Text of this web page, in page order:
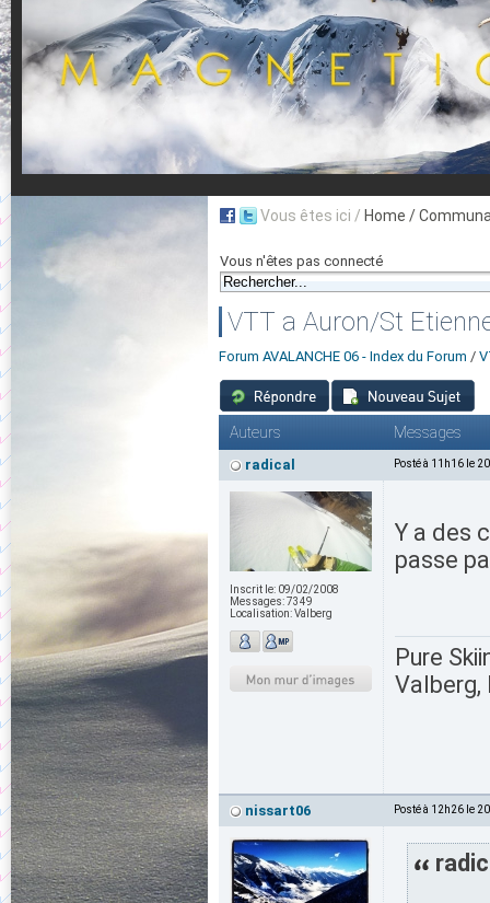
Aujourd'hui : T° Min : °C T° Max :°C
Suivez en direct l'actualité des stations
Vous êtes ici / Home /
Vous n'êtes pas connecté
VTT a Auron/St
Forum AVALANCHE 06 - Index du Forum /
Auteurs Messages
radical Posté à 11h16 le
Inscrit le: 09/02/2008
Messages:7349
Localisation:Valberg
Y a des
passe
Pure
Valberg,
nissart06 Posté à 12h26 le